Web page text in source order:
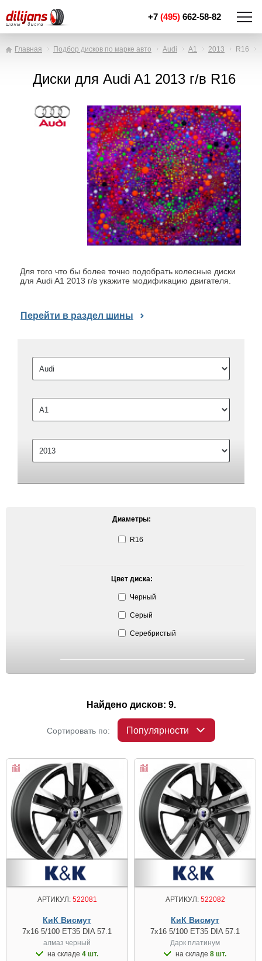
+7 (495) 662-58-82
Главная Подбор дисков по марке авто Audi A1 2013 R16
Диски для Audi A1 2013 г/в R16
Для того что бы более точно подобрать колесные диски
для Audi A1 2013 г/в укажите модификацию двигателя.
Перейти в раздел шины
Диаметры:
R16
Цвет диска:
Черный
Серый
Серебристый
Найдено дисков: 9.
Сортировать по: Популярности
АРТИКУЛ:522081
КиК Висмут
7x16 5/100 ET35 DIA 57.1
алмаз чeрный
на складе 4 шт.
АРТИКУЛ:522082
КиК Висмут
7x16 5/100 ET35 DIA 57.1
Дарк платинум
на складе 8 шт.